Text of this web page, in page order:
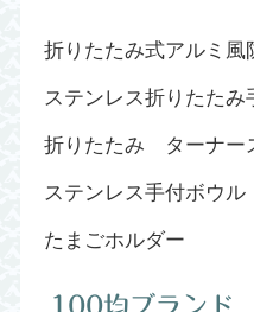
折りたたみ式アルミ風
ステンレス折りたた
折りたたみ ターナー
ステンレス手付ボウル
たまごホルダー
100均ブランド